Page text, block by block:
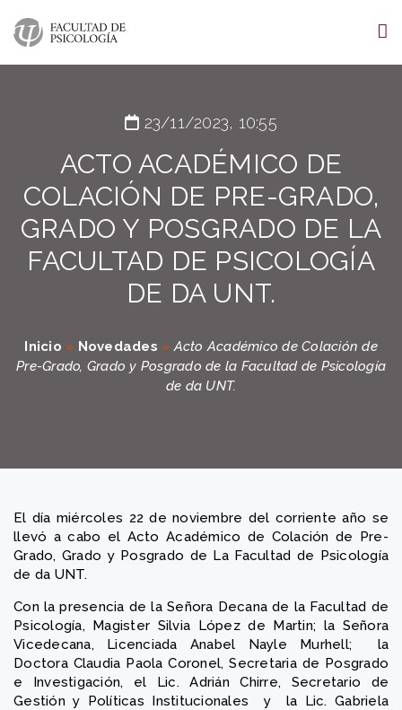
23/11/2023, 10:55
ACTO ACADÉMICO DE
COLACIÓN DE PRE-GRADO,
GRADO Y POSGRADO DE LA
FACULTAD DE PSICOLOGÍA
DE DA UNT.
Inicio » Novedades »Acto Académico de Colación de
Pre-Grado, Grado y Posgrado de la Facultad de Psicología
de da UNT.
El día miércoles 22 de noviembre del corriente año se
llevó a cabo el Acto Académico de Colación de Pre-
Grado, Grado y Posgrado de La Facultad de Psicología
de da UNT.
Con la presencia de la Señora Decana de la Facultad de
Psicología, Magister Silvia López de Martin; la Señora
Vicedecana, Licenciada Anabel Nayle Murhell; la
Doctora Claudia Paola Coronel, Secretaria de Posgrado
e Investigación, el Lic. Adrián Chirre, Secretario de
Gestión y Políticas Institucionales y la Lic. Gabriela